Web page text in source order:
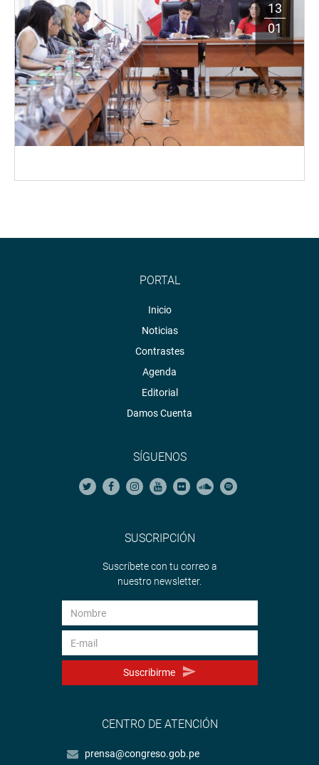
13
01
PORTAL
Inicio
Noticias
Contrastes
Agenda
Editorial
Damos Cuenta
SÍGUENOS
SUSCRIPCIÓN
Suscríbete con tu correo a
nuestro newsletter.
Suscribirme
CENTRO DE ATENCIÓN
prensa@congreso.gob.pe